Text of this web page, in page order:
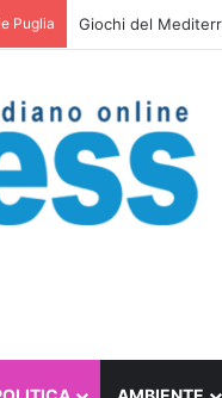
Puglia Giochi del